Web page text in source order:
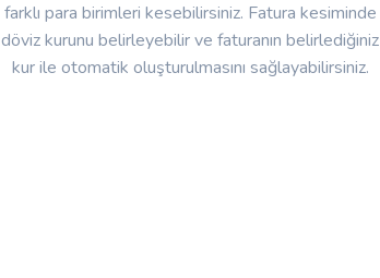
farklı para birimleri kesebilirsiniz. Fatura kesiminde
döviz kurunu belirleyebilir ve faturanın belirlediğiniz
kur ile otomatik oluşturulmasını sağlayabilirsiniz.